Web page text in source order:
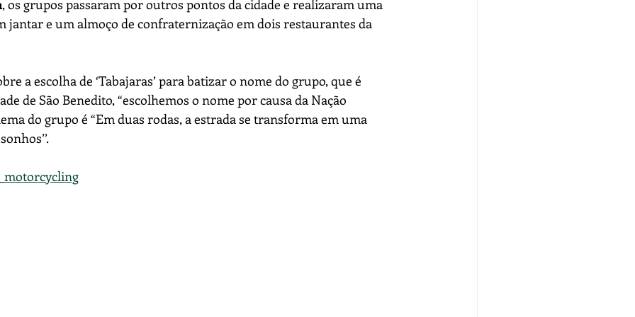
, os grupos passaram por outros pontos da cidade e realizaram uma
jantar e um almoço de confraternização em dois restaurantes da
a escolha de ‘Tabajaras’ para batizar o nome do grupo, que é
de São Benedito, “escolhemos o nome por causa da Nação
do grupo é “Em duas rodas, a estrada se transforma em uma